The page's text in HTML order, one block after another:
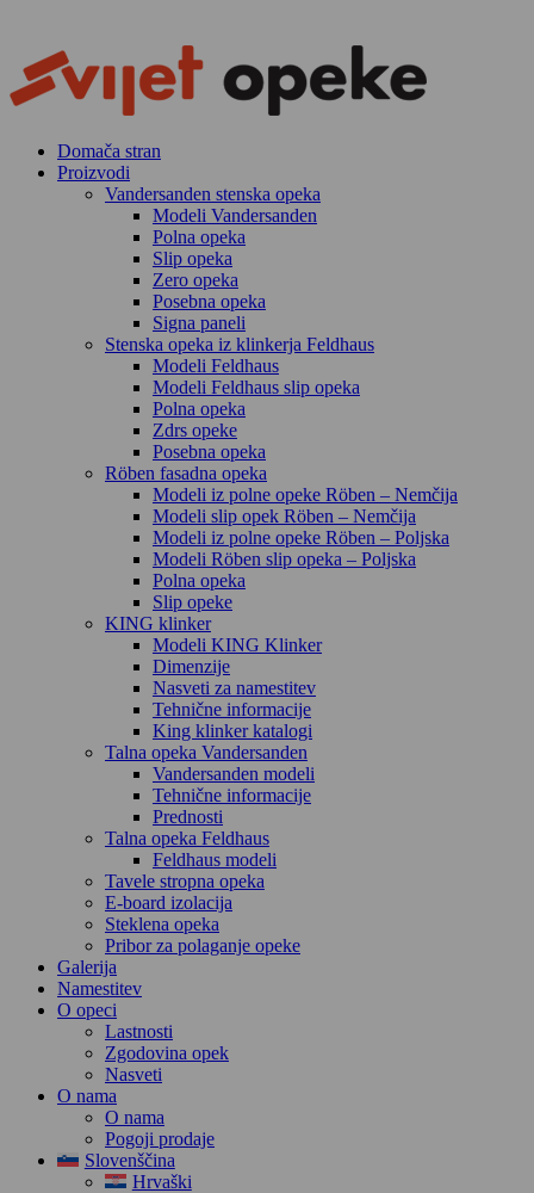
content
Domača stran
Proizvodi
Vandersanden stenska opeka
Modeli Vandersanden
Polna opeka
Slip opeka
Zero opeka
Posebna opeka
Signa paneli
Stenska opeka iz klinkerja Feldhaus
Modeli Feldhaus
Modeli Feldhaus slip opeka
Polna opeka
Zdrs opeke
Posebna opeka
Röben fasadna opeka
Modeli iz polne opeke Röben – Nemčija
Modeli slip opek Röben – Nemčija
Modeli iz polne opeke Röben – Poljska
Modeli Röben slip opeka – Poljska
Polna opeka
Slip opeke
KING klinker
Modeli KING Klinker
Dimenzije
Nasveti za namestitev
Tehnične informacije
King klinker katalogi
Talna opeka Vandersanden
Vandersanden modeli
Tehnične informacije
Prednosti
Talna opeka Feldhaus
Feldhaus modeli
Tavele stropna opeka
E-board izolacija
Steklena opeka
Pribor za polaganje opeke
Galerija
Namestitev
O opeci
Lastnosti
Zgodovina opek
Nasveti
O nama
O nama
Pogoji prodaje
Slovenščina
Hrvaški